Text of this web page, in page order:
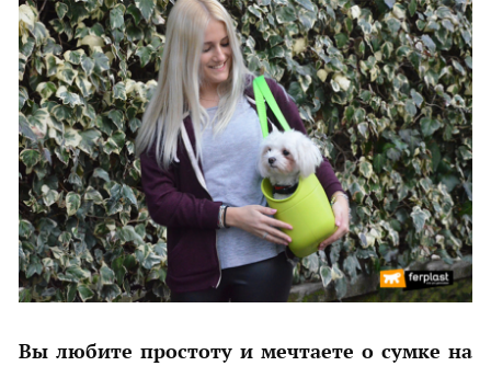
Вы любите простоту и мечтаете о сумке на